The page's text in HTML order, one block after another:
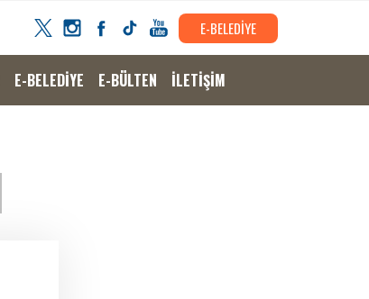
E-BELEDİYE
E-BELEDİYE E-BÜLTEN İLETİŞİM